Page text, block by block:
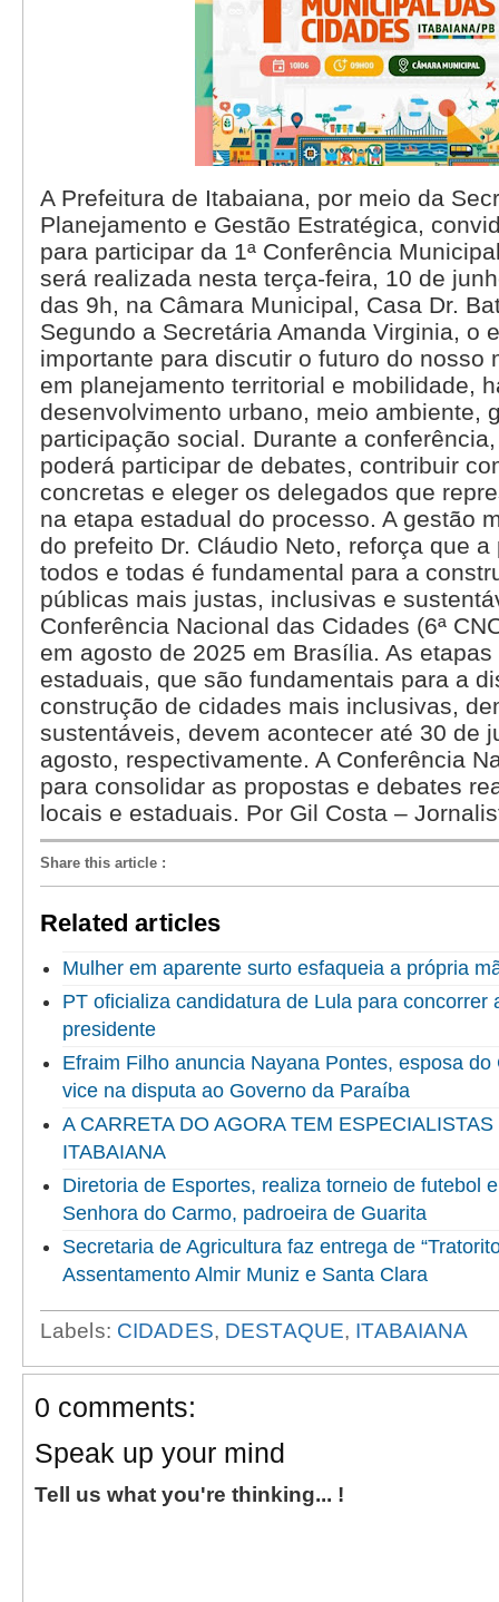
A Prefeitura de Itabaiana, por meio da
Planejamento e Gestão Estratégica,
para participar da 1ª Conferência
será realizada nesta terça-feira, 10 de
das 9h, na Câmara Municipal, Casa Dr.
Segundo a Secretária Amanda Virginia, o
importante para discutir o futuro do nosso
em planejamento territorial e mobilidade,
desenvolvimento urbano, meio ambiente,
participação social. Durante a
poderá participar de debates, contribuir
concretas e eleger os delegados que
na etapa estadual do processo. A gestão
do prefeito Dr. Cláudio Neto, reforça que
todos e todas é fundamental para a
públicas mais justas, inclusivas e
Conferência Nacional das Cidades (6ª
em agosto de 2025 em Brasília. As
estaduais, que são fundamentais para a
construção de cidades mais inclusivas,
sustentáveis, devem acontecer até 30 de
agosto, respectivamente. A Conferência
para consolidar as propostas e debates
locais e estaduais. Por Gil Costa –
Share this article :
Related articles
Mulher em aparente surto esfaqueia a própria
PT oficializa candidatura de Lula para concorrer
presidente
Efraim Filho anuncia Nayana Pontes, esposa
vice na disputa ao Governo da Paraíba
A CARRETA DO AGORA TEM
ITABAIANA
Diretoria de Esportes, realiza torneio de futebol
Senhora do Carmo, padroeira de Guarita
Secretaria de Agricultura faz entrega de
Assentamento Almir Muniz e Santa Clara
Labels: CIDADES, DESTAQUE, ITABAIANA
0 comments:
Speak up your mind
Tell us what you're thinking... !